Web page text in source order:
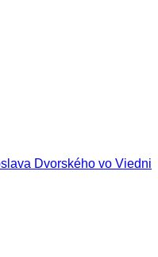
Dvorského vo Viedni